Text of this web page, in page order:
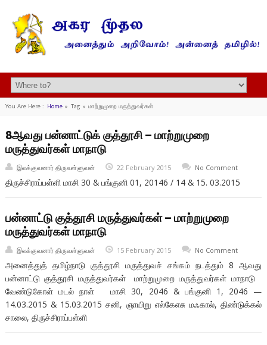
You Are Here : Home» Tag » மாற்றுமுறை மருத்துவர்கள்
8ஆவது பன்னாட்டுக் குத்தூசி – மாற்றுமுறை
மருத்துவர்கள் மாநாடு
இலக்குவனார் திருவள்ளுவன் 22 February 2015 No Comment
திருச்சிராப்பள்ளி மாசி 30 & பங்குனி 01, 20146 / 14 & 15. 03.2015
பன்னாட்டு குத்தூசி மருத்துவர்கள் – மாற்றுமுறை
மருத்துவர்கள் மாநாடு
இலக்குவனார் திருவள்ளுவன் 15 February 2015 No Comment
அனைத்துத் தமிழ்நாடு குத்தூசி மருத்துவச் சங்கம் நடத்தும் 8 ஆவது
பன்னாட்டு குத்தூசி மருத்துவர்கள் மாற்றுமுறை மருத்துவர்கள் மாநாடு
வேண்டுகோள் மடல் நாள் மாசி 30, 2046 & பங்குனி 1, 2046 —
14.03.2015 & 15.03.2015 சனி, ஞாயிறு எல்கேஎசு மஃகால், திண்டுக்கல்
சாலை, திருச்சிராப்பள்ளி